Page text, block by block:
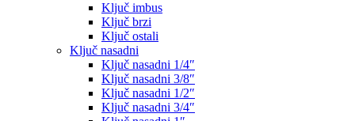
Ključ imbus
Ključ brzi
Ključ ostali
Ključ nasadni
Ključ nasadni 1/4″
Ključ nasadni 3/8″
Ključ nasadni 1/2″
Ključ nasadni 3/4″